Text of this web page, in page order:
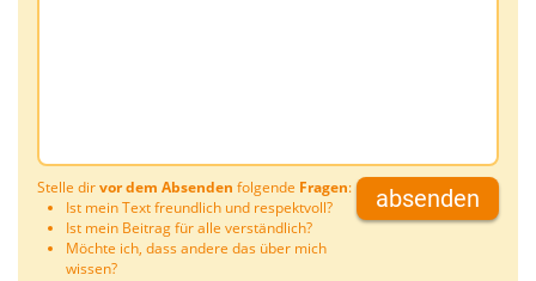
Stelle dirvor dem Absenden folgende Fragen:
Ist mein Text freundlich und respektvoll?
Ist mein Beitrag für alle verständlich?
Möchte ich, dass andere das über mich
wissen?
absenden